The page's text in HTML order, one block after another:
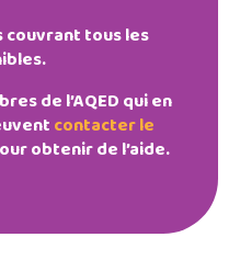
couvrant tous les
de l’AQED qui en
contacter le
obtenir de l’aide.